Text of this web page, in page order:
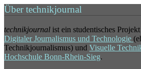
Über technikjournal
technikjournal ist ein studentisches
Digitaler Journalismus und Technologie
Technikjournalismus) und Visuelle
Hochschule Bonn-Rhein-Sieg.